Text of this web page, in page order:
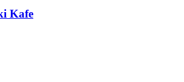
Kafe